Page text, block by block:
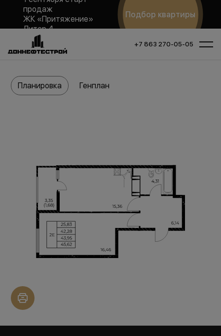
продаж
ЖК «Притяжение»
Литер 4
Подбор квартиры
+7 863 270-05-05
Планировка Генплан